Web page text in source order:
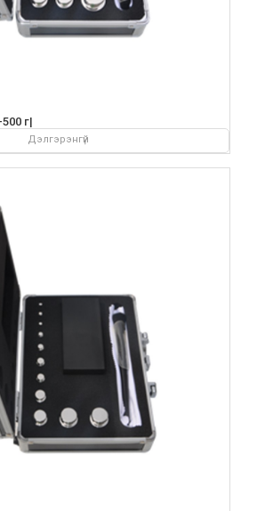
г|
Дэлгэрэнгүй